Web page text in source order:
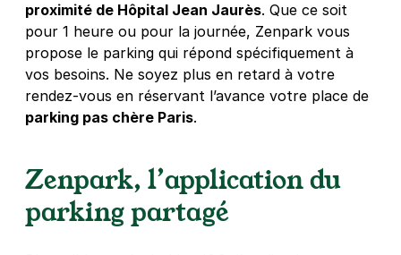
4,3(62 avis)
23 € /jour,70 €/semaine(tarifs dégressifs)
Réserver
+ Abonnements disponibles
Musique
6 rue Adolphe Mille
75019Paris
proximité de Hôpital Jean Jaurès. Que ce soit
pour 1 heure ou pour la journée, Zenpark vous
propose le parking qui répond spécifiquement à
vos besoins. Ne soyez plus en retard à votre
rendez-vous en réservant l’avance votre place de
parking pas chère Paris.
Zenpark, l’application du
parking partagé